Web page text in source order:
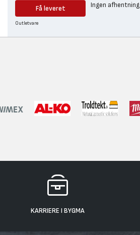
Få leveret Ingen afhentning
Outletvare
KARRIERE I BYGMA